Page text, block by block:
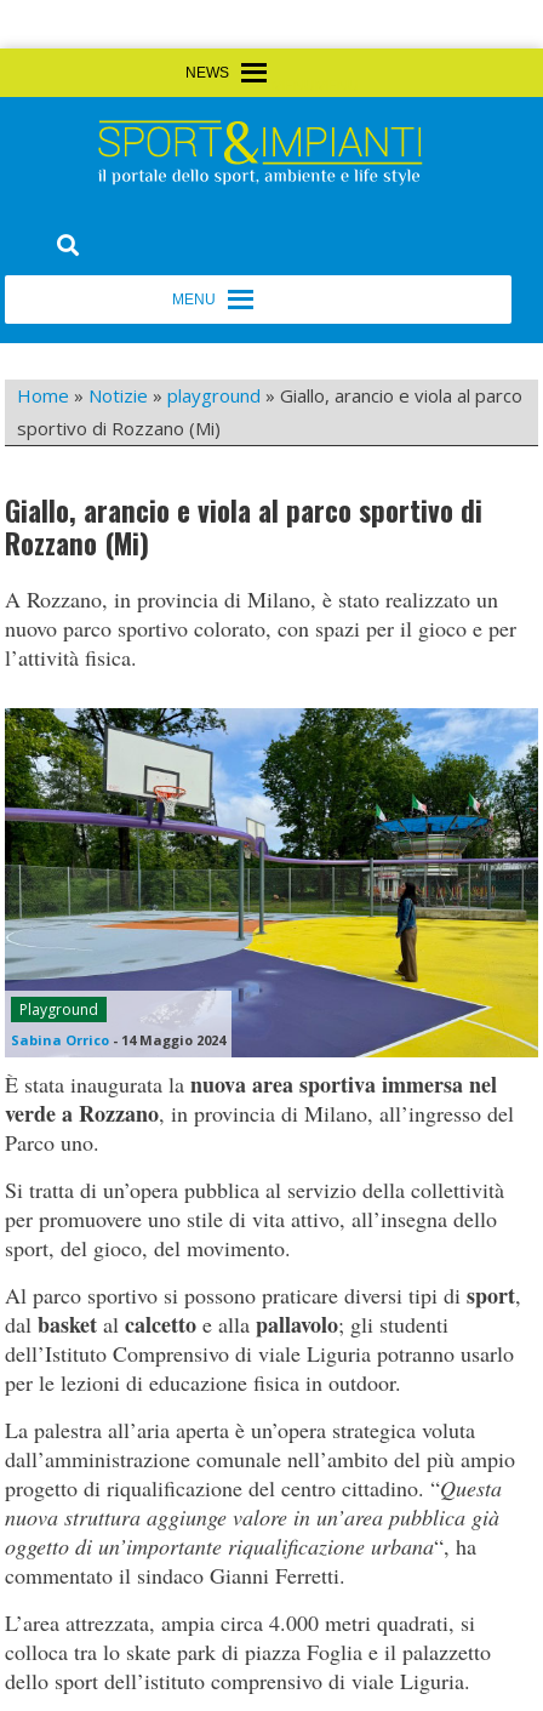
to
Sport&Impianti
Home » Notizie »playground »Giallo, arancio e viola al parco
sportivo di Rozzano (Mi)
Giallo, arancio e viola al parco sportivo di
Rozzano (Mi)
A Rozzano, in provincia di Milano, è stato realizzato un
nuovo parco sportivo colorato, con spazi per il gioco e per
l’attività fisica.
Playground
Sabina Orrico - 14 Maggio 2024
È stata inaugurata la nuova area sportiva immersa nel
verde a Rozzano, in provincia di Milano, all’ingresso del
Parco uno.
Si tratta di un’opera pubblica al servizio della collettività
per promuovere uno stile di vita attivo, all’insegna dello
sport, del gioco, del movimento.
Al parco sportivo si possono praticare diversi tipi disport,
dalbasket alcalcetto e allapallavolo; gli studenti
dell’Istituto Comprensivo di viale Liguria potranno usarlo
per le lezioni di educazione fisica in outdoor.
La palestra all’aria aperta è un’opera strategica voluta
dall’amministrazione comunale nell’ambito del più ampio
progetto di riqualificazione del centro cittadino. “Questa
nuova struttura aggiunge valore in un’area pubblica già
oggetto di un’importante riqualificazione urbana“, ha
commentato il sindaco Gianni Ferretti.
L’area attrezzata, ampia circa 4.000 metri quadrati, si
colloca tra lo skate park di piazza Foglia e il palazzetto
dello sport dell’istituto comprensivo di viale Liguria.